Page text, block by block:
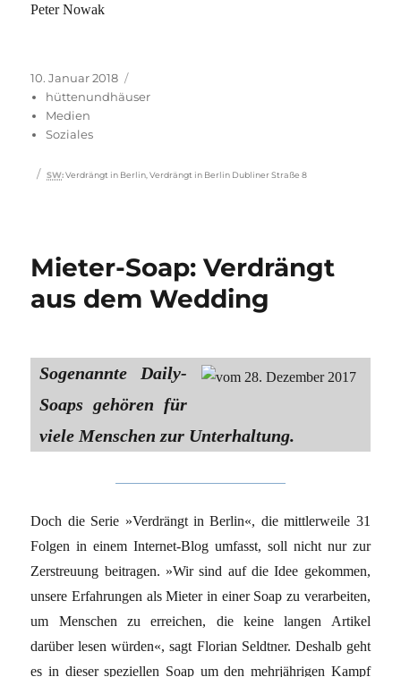
Peter Nowak
Veröffentlicht
am
10. Januar 2018
hüttenundhäuser
Medien
Soziales
Schlagwörter
SW: Verdrängt in Berlin ,Verdrängt in Berlin Dubliner Straße 8
Mieter-Soap: Verdrängt
aus dem Wedding
Sogenannte Daily-
Soaps gehören für
viele Menschen zur Unterhaltung.
Doch die Serie »Verdrängt in Berlin«, die mittlerweile 31
Folgen in einem Internet-Blog umfasst, soll nicht nur zur
Zerstreuung beitragen. »Wir sind auf die Idee gekommen,
unsere Erfahrungen als Mieter in einer Soap zu verarbeiten,
um Menschen zu erreichen, die keine langen Artikel
darüber lesen würden«, sagt Florian Seldtner. Deshalb geht
es in dieser speziellen Soap um den mehrjährigen Kampf